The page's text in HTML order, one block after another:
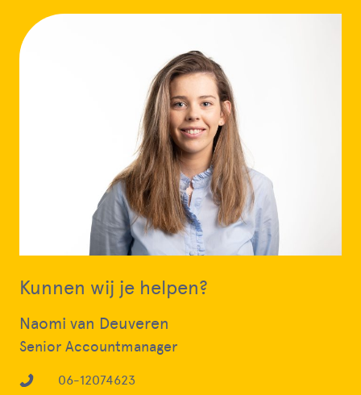
Kunnen wij je helpen?
Naomi van Deuveren
Senior Accountmanager
06-12074623